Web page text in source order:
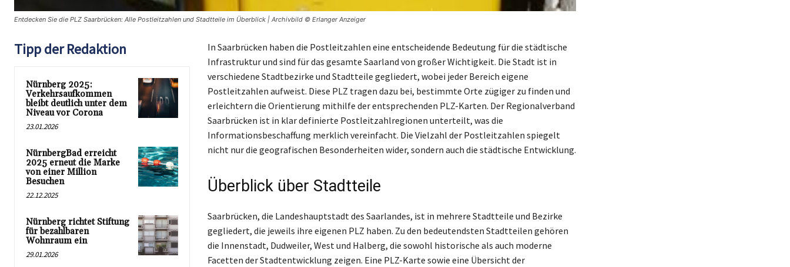
Entdecken Sie die PLZ Saarbrücken: Alle Postleitzahlen und Stadtteile im Überblick | Archivbild © Erlanger Anzeiger
Tipp der Redaktion
Nürnberg 2025:
Verkehrsaufkommen
bleibt deutlich unter dem
Niveau vor Corona
23.01.2026
NürnbergBad erreicht
2025 erneut die Marke
von einer Million
Besuchen
22.12.2025
Nürnberg richtet Stiftung
für bezahlbaren
Wohnraum ein
29.01.2026
In Saarbrücken haben die Postleitzahlen eine entscheidende Bedeutung für die städtische
Infrastruktur und sind für das gesamte Saarland von großer Wichtigkeit. Die Stadt ist in
verschiedene Stadtbezirke und Stadtteile gegliedert, wobei jeder Bereich eigene
Postleitzahlen aufweist. Diese PLZ tragen dazu bei, bestimmte Orte zügiger zu finden und
erleichtern die Orientierung mithilfe der entsprechenden PLZ-Karten. Der Regionalverband
Saarbrücken ist in klar definierte Postleitzahlregionen unterteilt, was die
Informationsbeschaffung merklich vereinfacht. Die Vielzahl der Postleitzahlen spiegelt
nicht nur die geografischen Besonderheiten wider, sondern auch die städtische Entwicklung.
Überblick über Stadtteile
Saarbrücken, die Landeshauptstadt des Saarlandes, ist in mehrere Stadtteile und Bezirke
gegliedert, die jeweils ihre eigenen PLZ haben. Zu den bedeutendsten Stadtteilen gehören
die Innenstadt, Dudweiler, West und Halberg, die sowohl historische als auch moderne
Facetten der Stadtentwicklung zeigen. Eine PLZ-Karte sowie eine Übersicht der